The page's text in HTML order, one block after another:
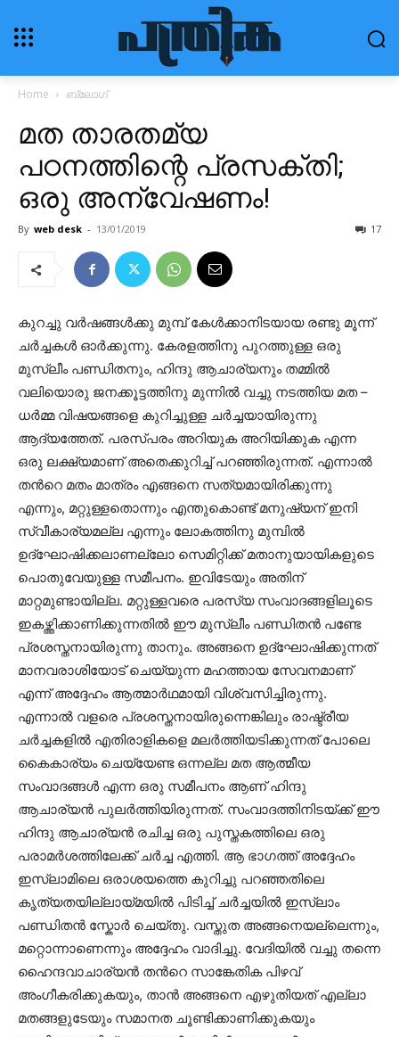
Home ബ്ലോഗ്‌
മത താരതമ്യ
പഠനത്തിന്റെ പ്രസക്തി;
ഒരു അന്വേഷണം!
By web desk - 13/01/2019 17
കുറച്ചു വര്‍ഷങ്ങള്‍ക്കു മുമ്പ് കേള്‍ക്കാനിടയായ രണ്ടു മൂന്ന്
ചര്‍ച്ചകള്‍ ഓര്‍ക്കുന്നു. കേരളത്തിനു പുറത്തുള്ള ഒരു
മുസ്ലീം പണ്ഡിതനും, ഹിന്ദു ആചാര്യനും തമ്മില്‍
വലിയൊരു ജനക്കൂട്ടത്തിനു മുന്നില്‍ വച്ചു നടത്തിയ മത –
ധര്‍മ്മ വിഷയങ്ങളെ കുറിച്ചുള്ള ചര്‍ച്ചയായിരുന്നു
ആദ്യത്തേത്. പരസ്പരം അറിയുക അറിയിക്കുക എന്ന
ഒരു ലക്ഷ്യമാണ് അതെക്കുറിച്ച് പറഞ്ഞിരുന്നത്. എന്നാല്‍
തന്‍റെ മതം മാത്രം എങ്ങനെ സത്യമായിരിക്കുന്നു
എന്നും, മറ്റുള്ളതൊന്നും എന്തുകൊണ്ട് മനുഷ്യന് ഇനി
സ്വീകാര്യമല്ല എന്നും ലോകത്തിനു മുമ്പില്‍
ഉദ്ഘോഷിക്കലാണല്ലോ സെമിറ്റിക്ക് മതാനുയായികളുടെ
പൊതുവേയുള്ള സമീപനം. ഇവിടേയും അതിന്
മാറ്റമുണ്ടായില്ല. മറ്റുള്ളവരെ പരസ്യ സംവാദങ്ങളിലൂടെ
ഇകഴ്ത്തിക്കാണിക്കുന്നതില്‍ ഈ മുസ്ലീം പണ്ഡിതന്‍ പണ്ടേ
പ്രശസ്തനായിരുന്നു താനും. അങ്ങനെ ഉദ്ഘോഷിക്കുന്നത്
മാനവരാശിയോട് ചെയ്യുന്ന മഹത്തായ സേവനമാണ്
എന്ന് അദ്ദേഹം ആത്മാര്‍ഥമായി വിശ്വസിച്ചിരുന്നു.
എന്നാല്‍ വളരെ പ്രശസ്തനായിരുന്നെങ്കിലും രാഷ്ട്രീയ
ചര്‍ച്ചകളില്‍ എതിരാളികളെ മലര്‍ത്തിയടിക്കുന്നത് പോലെ
കൈകാര്യം ചെയ്യേണ്ട ഒന്നല്ല മത ആത്മീയ
സംവാദങ്ങള്‍ എന്ന ഒരു സമീപനം ആണ് ഹിന്ദു
ആചാര്യന്‍ പുലര്‍ത്തിയിരുന്നത്. സംവാദത്തിനിടയ്ക്ക് ഈ
ഹിന്ദു ആചാര്യന്‍ രചിച്ച ഒരു പുസ്തകത്തിലെ ഒരു
പരാമര്‍ശത്തിലേക്ക് ചര്‍ച്ച എത്തി. ആ ഭാഗത്ത് അദ്ദേഹം
ഇസ്ലാമിലെ ഒരാശയത്തെ കുറിച്ചു പറഞ്ഞതിലെ
കൃത്യതയില്ലായ്മയില്‍ പിടിച്ച് ചര്‍ച്ചയില്‍ ഇസ്ലാം
പണ്ഡിതന്‍ സ്കോര്‍ ചെയ്തു. വസ്തുത അങ്ങനെയല്ലെന്നും,
മറ്റൊന്നാണെന്നും അദ്ദേഹം വാദിച്ചു. വേദിയില്‍ വച്ചു തന്നെ
ഹൈന്ദവാചാര്യന്‍ തന്‍റെ സാങ്കേതിക പിഴവ്
അംഗീകരിക്കുകയും, താന്‍ അങ്ങനെ എഴുതിയത് എല്ലാ
മതങ്ങളുടേയും സമാനത ചൂണ്ടിക്കാണിക്കുകയും